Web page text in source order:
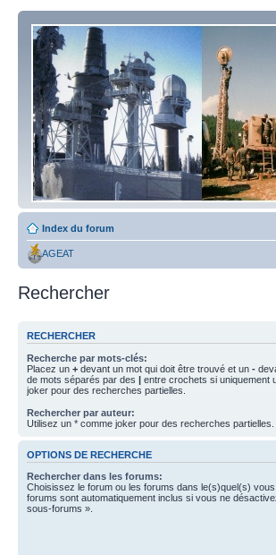
Index du forum
AGEAT
Rechercher
RECHERCHER
Recherche par mots-clés:
Placez un + devant un mot qui doit être trouvé et un -
de mots séparés par des | entre crochets si uniquement
joker pour des recherches partielles.
Rechercher par auteur:
Utilisez un * comme joker pour des recherches partielles.
OPTIONS DE RECHERCHE
Rechercher dans les forums:
Choisissez le forum ou les forums dans le(s)quel(s)
forums sont automatiquement inclus si vous ne
sous-forums ».